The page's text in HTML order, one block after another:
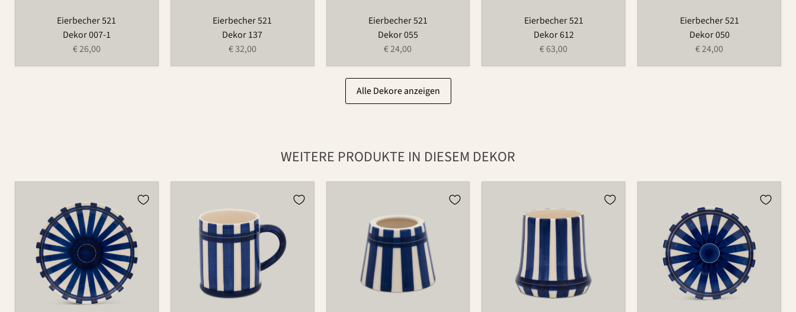
Eierbecher 521
Dekor 007-1
€ 26,00
Eierbecher 521
Dekor 137
€ 32,00
Eierbecher 521
Dekor 055
€ 24,00
Eierbecher 521
Dekor 612
€ 63,00
Eierbecher 521
Dekor 050
€ 24,00
Alle Dekore anzeigen
WEITERE PRODUKTE IN DIESEM DEKOR